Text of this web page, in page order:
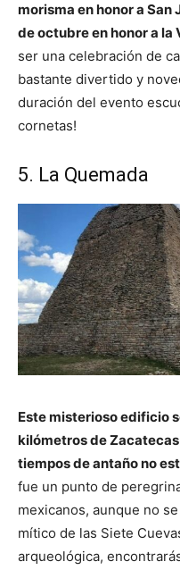
morisma en honor a San
de octubre en honor a la
ser una celebración de
bastante divertido y
duración del evento
cornetas!
5. La Quemada
Este misterioso edificio
kilómetros de
tiempos de antaño no
fue un punto de
mexicanos, aunque no
mítico de las Siete
arqueológica,